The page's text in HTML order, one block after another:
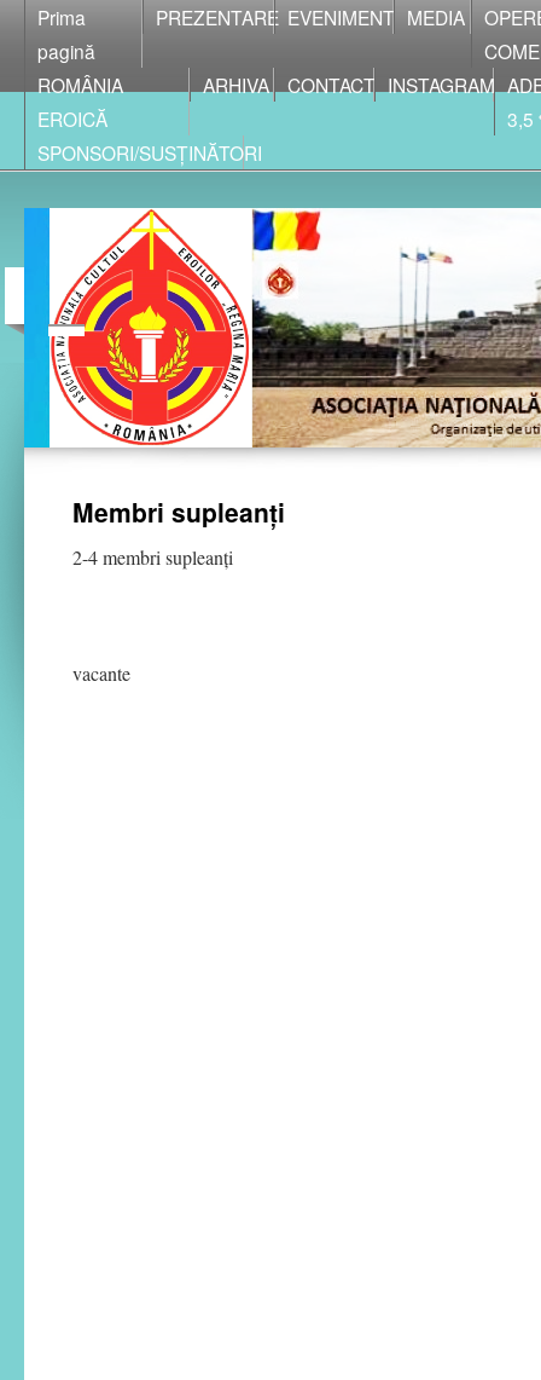
Prima
pagină
PREZENTARE EVENIMENT MEDIA
ROMÂNIA
EROICĂ
ARHIVA CONTACT INSTAGRAM
3,5
SPONSORI/SUSȚINĂTORI
Membri supleanţi
2-4 membri supleanți
vacante